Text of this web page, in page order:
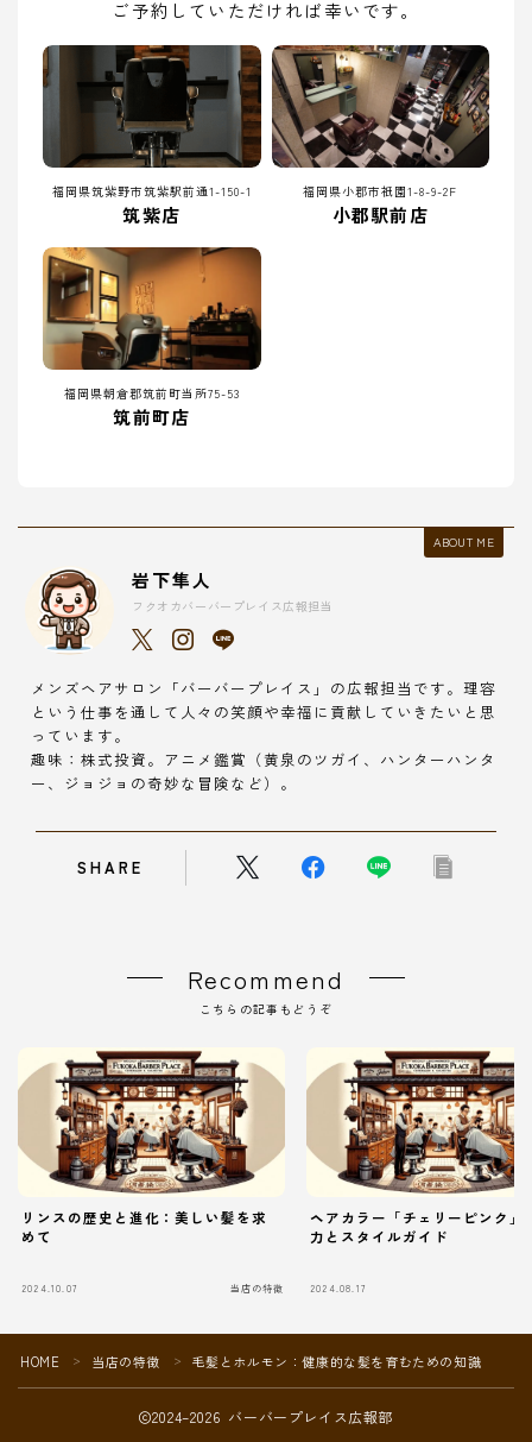
ご予約していただければ幸いです。
福岡県筑紫野市筑紫駅前通1-150-1
筑紫店
福岡県小郡市祇園1-8-9-2F
小郡駅前店
福岡県朝倉郡筑前町当所75-53
筑前町店
ABOUT ME
岩下隼人
フクオカバーバープレイス広報担当
メンズヘアサロン「バーバープレイス」の広報担当です。理容
という仕事を通して人々の笑顔や幸福に貢献していきたいと思
っています。
趣味：株式投資。アニメ鑑賞（黄泉のツガイ、ハンターハンタ
ー、ジョジョの奇妙な冒険など）。
SHARE
Recommend
こちらの記事もどうぞ
リンスの歴史と進化：美しい髪を求
めて
2024.10.07 当店の特徴
ヘアカラー「チェリーピンク」
力とスタイルガイド
2024.08.17
HOME ＞ 当店の特徴 ＞ 毛髪とホルモン：健康的な髪を育むための知識
2024–2026 バーバープレイス広報部